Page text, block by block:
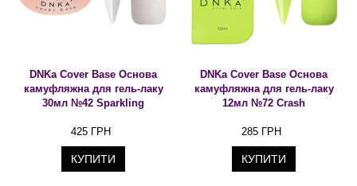
DNKa Cover Base Основа
камуфляжна для гель-лаку
30мл №42 Sparkling
425 ГРН
КУПИТИ
DNKa Cover Base Основа
камуфляжна для гель-лаку
12мл №72 Crash
285 ГРН
КУПИТИ